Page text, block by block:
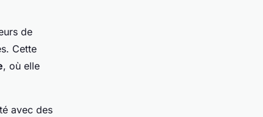
de
Cette
, où elle
avec des